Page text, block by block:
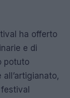
ha offerto
e di
potuto
festival